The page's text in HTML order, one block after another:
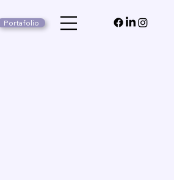
Portafolio